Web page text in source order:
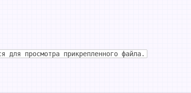
для просмотра прикрепленного файла.